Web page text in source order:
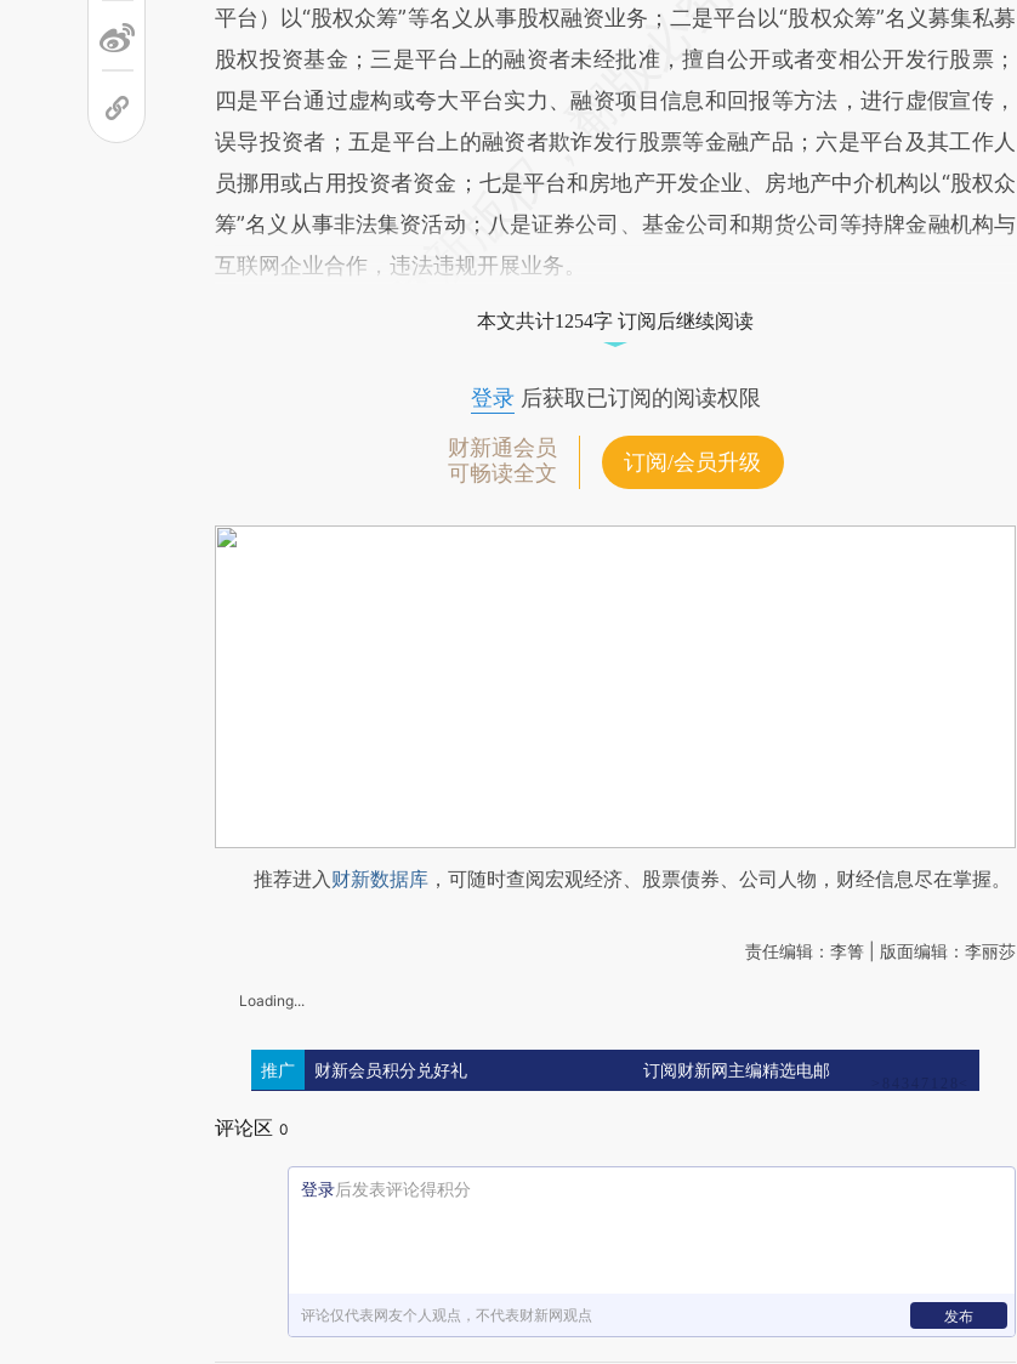
平台）以“股权众筹”等名义从事股权融资业务；二是平台以“股权众筹”名义募集私募
股权投资基金；三是平台上的融资者未经批准，擅自公开或者变相公开发行股票；
四是平台通过虚构或夸大平台实力、融资项目信息和回报等方法，进行虚假宣传，
误导投资者；五是平台上的融资者欺诈发行股票等金融产品；六是平台及其工作人
员挪用或占用投资者资金；七是平台和房地产开发企业、房地产中介机构以“股权众
筹”名义从事非法集资活动；八是证券公司、基金公司和期货公司等持牌金融机构与
互联网企业合作，违法违规开展业务。
本文共计1254字 订阅后继续阅读
登录后获取已订阅的阅读权限
财新通会员
可畅读全文
订阅/会员升级
推荐进入财新数据库 ，可随时查阅宏观经济、股票债券、公司人物，财经信息尽在掌握。
责任编辑：李箐 | 版面编辑：李丽莎
Loading...
推广 财新会员积分兑好礼 订阅财新网主编精选电邮
评论区 0
登录后发表评论得积分
评论仅代表网友个人观点，不代表财新网观点 发布